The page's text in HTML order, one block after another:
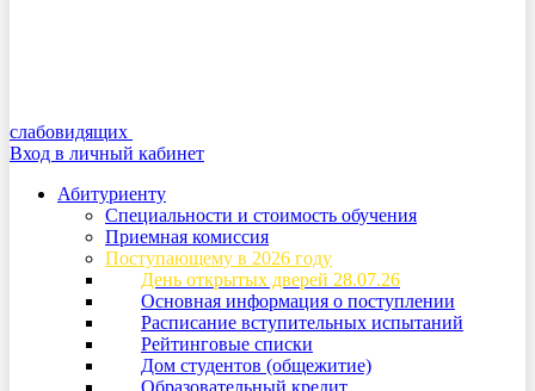
слабовидящих
Вход в личный кабинет
Абитуриенту
Специальности и стоимость обучения
Приемная комиссия
Поступающему в 2026 году
День открытых дверей 28.07.26
Основная информация о поступлении
Расписание вступительных испытаний
Рейтинговые списки
Дом студентов (общежитие)
Образовательный кредит